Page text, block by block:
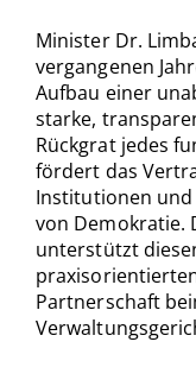
Minister Dr.
vergangenen
Aufbau einer
starke,
Rückgrat jedes
fördert das
Institutionen
von Demokratie.
unterstützt
Partnerschaft